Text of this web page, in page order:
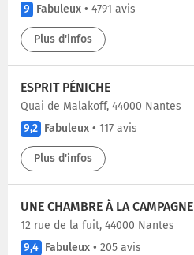
9 Fabuleux • 4791 avis
Plus d'infos
ESPRIT PÉNICHE
Quai de Malakoff, 44000 Nantes
9,2 Fabuleux • 117 avis
Plus d'infos
UNE CHAMBRE À LA CAMPAGNE
12 rue de la fuit, 44000 Nantes
9,4 Fabuleux • 205 avis